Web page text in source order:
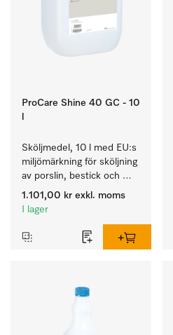
ProCare Shine 40 GC - 10
Sköljmedel, 10 l med EU:s
miljömärkning för sköljning
av porslin, bestick och
glas.
1.101,00 kr exkl. moms
I lager